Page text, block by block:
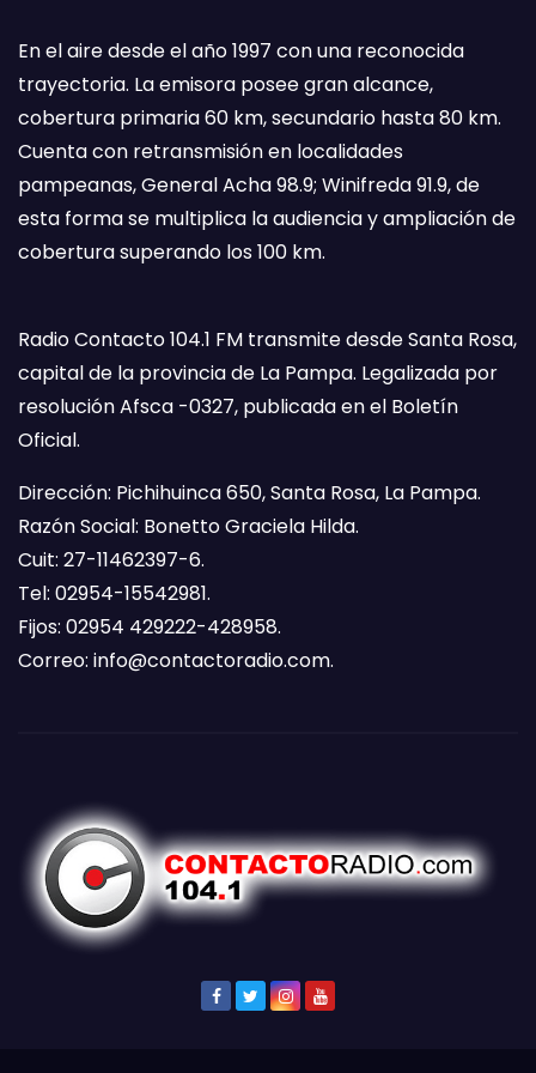
En el aire desde el año 1997 con una reconocida
trayectoria. La emisora posee gran alcance,
cobertura primaria 60 km, secundario hasta 80 km.
Cuenta con retransmisión en localidades
pampeanas, General Acha 98.9; Winifreda 91.9, de
esta forma se multiplica la audiencia y ampliación de
cobertura superando los 100 km.
Radio Contacto 104.1 FM transmite desde Santa Rosa,
capital de la provincia de La Pampa. Legalizada por
resolución Afsca -0327, publicada en el Boletín
Oficial.
Dirección: Pichihuinca 650, Santa Rosa, La Pampa.
Razón Social: Bonetto Graciela Hilda.
Cuit: 27-11462397-6.
Tel: 02954-15542981.
Fijos: 02954 429222-428958.
Correo: info@contactoradio.com.